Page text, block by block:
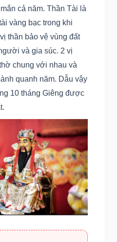
cả năm. Thần Tài là
vàng bạc trong khi
thần bảo vệ vùng đất
và gia súc. 2 vị
chung với nhau và
quanh năm. Dẫu vậy
10 tháng Giêng được